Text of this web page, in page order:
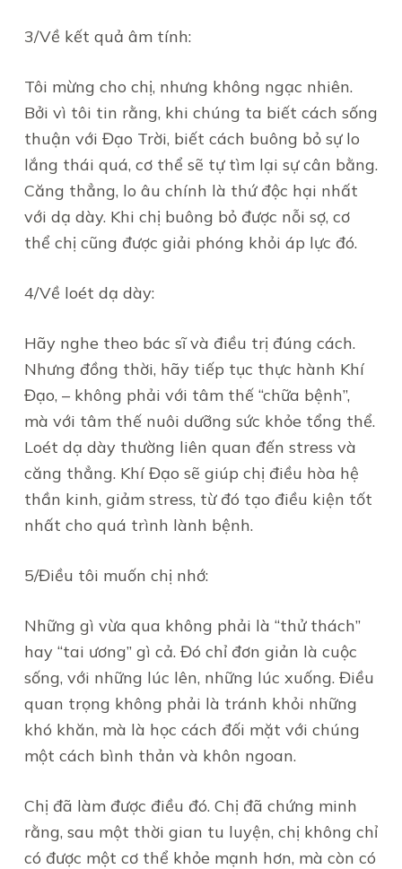
3/Về kết quả âm tính:
Tôi mừng cho chị, nhưng không ngạc nhiên.
Bởi vì tôi tin rằng, khi chúng ta biết cách sống
thuận với Đạo Trời, biết cách buông bỏ sự lo
lắng thái quá, cơ thể sẽ tự tìm lại sự cân bằng.
Căng thẳng, lo âu chính là thứ độc hại nhất
với dạ dày. Khi chị buông bỏ được nỗi sợ, cơ
thể chị cũng được giải phóng khỏi áp lực đó.
4/Về loét dạ dày:
Hãy nghe theo bác sĩ và điều trị đúng cách.
Nhưng đồng thời, hãy tiếp tục thực hành Khí
Đạo, – không phải với tâm thế “chữa bệnh”,
mà với tâm thế nuôi dưỡng sức khỏe tổng thể.
Loét dạ dày thường liên quan đến stress và
căng thẳng. Khí Đạo sẽ giúp chị điều hòa hệ
thần kinh, giảm stress, từ đó tạo điều kiện tốt
nhất cho quá trình lành bệnh.
5/Điều tôi muốn chị nhớ:
Những gì vừa qua không phải là “thử thách”
hay “tai ương” gì cả. Đó chỉ đơn giản là cuộc
sống, với những lúc lên, những lúc xuống. Điều
quan trọng không phải là tránh khỏi những
khó khăn, mà là học cách đối mặt với chúng
một cách bình thản và khôn ngoan.
Chị đã làm được điều đó. Chị đã chứng minh
rằng, sau một thời gian tu luyện, chị không chỉ
có được một cơ thể khỏe mạnh hơn, mà còn có